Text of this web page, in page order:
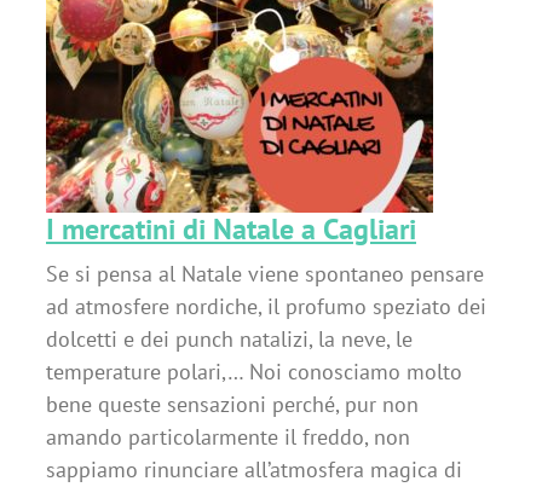
I mercatini di Natale a Cagliari
Se si pensa al Natale viene spontaneo pensare
ad atmosfere nordiche, il profumo speziato dei
dolcetti e dei punch natalizi, la neve, le
temperature polari,… Noi conosciamo molto
bene queste sensazioni perché, pur non
amando particolarmente il freddo, non
sappiamo rinunciare all’atmosfera magica di